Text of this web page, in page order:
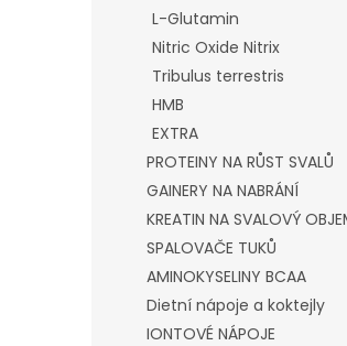
L-Glutamin
Nitric Oxide Nitrix
Tribulus terrestris
HMB
EXTRA
PROTEINY NA RŮST SVALŮ
GAINERY NA NABRÁNÍ
KREATIN NA SVALOVÝ
SPALOVAČE TUKŮ
AMINOKYSELINY BCAA
Dietní nápoje a koktejly
IONTOVÉ NÁPOJE